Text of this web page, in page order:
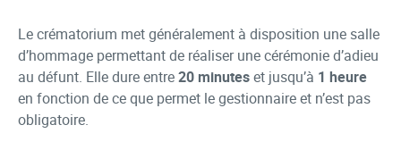
Le crématorium met généralement à disposition une salle
d’hommage permettant de réaliser une cérémonie d’adieu
au défunt. Elle dure entre20 minuteset jusqu’à 1 heure
en fonction de ce que permet le gestionnaire et n’est pas
obligatoire.